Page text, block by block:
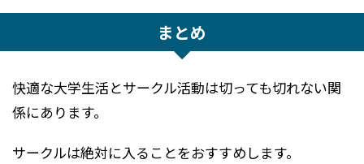
まとめ
快適な大学生活とサークル活動は切っても切れない関
係にあります。
サークルは絶対に入ることをおすすめします。